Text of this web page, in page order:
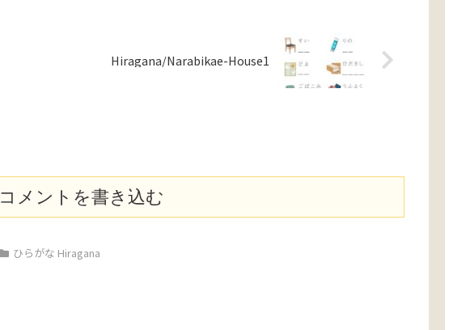
Hiragana/Narabikae-House1
コメントを書き込む
ひらがな Hiragana